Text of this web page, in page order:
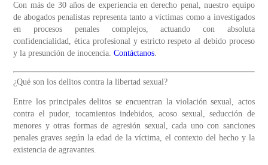
Con más de 30 años de experiencia en derecho penal, nuestro equipo
de abogados penalistas representa tanto a víctimas como a investigados
en procesos penales complejos, actuando con absoluta
confidencialidad, ética profesional y estricto respeto al debido proceso
y la presunción de inocencia.Contáctanos.
¿Qué son los delitos contra la libertad sexual?
Entre los principales delitos se encuentran la violación sexual, actos
contra el pudor, tocamientos indebidos, acoso sexual, seducción de
menores y otras formas de agresión sexual, cada uno con sanciones
penales graves según la edad de la víctima, el contexto del hecho y la
existencia de agravantes.